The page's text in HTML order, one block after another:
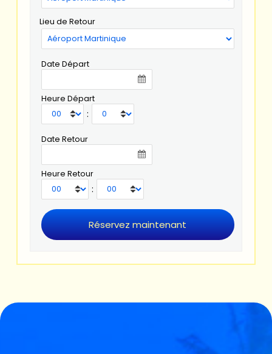
Lieu de Retour
Date Départ
Heure Départ
:
Date Retour
Heure Retour
: